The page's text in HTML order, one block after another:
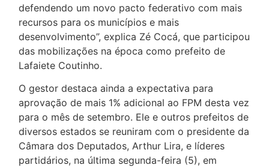
defendendo um novo pacto federativo com mais
recursos para os municípios e mais
desenvolvimento”, explica Zé Cocá, que participou
das mobilizações na época como prefeito de
Lafaiete Coutinho.
O gestor destaca ainda a expectativa para
aprovação de mais 1% adicional ao FPM desta vez
para o mês de setembro. Ele e outros prefeitos de
diversos estados se reuniram com o presidente da
Câmara dos Deputados, Arthur Lira, e líderes
partidários, na última segunda-feira (5), em